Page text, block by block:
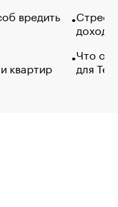
вредить
квартир
Что
для